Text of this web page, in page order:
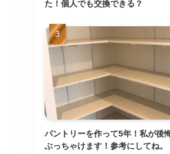
た！個人でも交換できる？
パントリーを作って5年！私が後
ぶっちゃけます！参考にしてね。